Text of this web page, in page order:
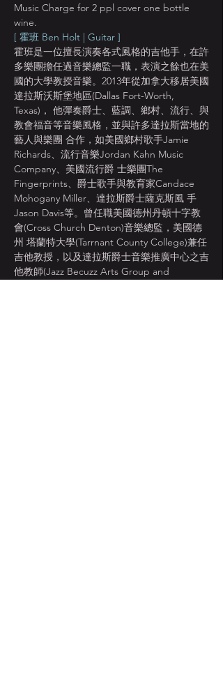
Music Charge for 2 ppl cover one bottle
wine.
[ 霍班 Ben Holt | Guitar ]
霍班是一位擅長演奏各式風格的吉他手，在許
多樂團擔任過音樂總監一職，表演之餘也在美
國的大學教授音樂。2013年從加拿大移居美國
達拉斯沃斯堡地區(Dallas Fort-Worth,
Texas)， 他彈奏爵士、藍調、鄉村、流行、與
教會福音等音樂風格，並與許多達拉斯當地的
藝人與樂團 合作，如美國鄉村歌手Jamie
Richards、流行音樂Jordan Kahn Music
Company、美國流行爵 士樂團The
Fingerprints、爵士歌手與教育家Candace
Mohogany Miller、達拉斯爵士薩克斯風 手
Jason Davis等。曾任職美國德州丹頓十字教
會(Cross Church Denton)音樂總監，美國德
州 塔蘭特大學(Tarrnant County College)兼任
吉他教授，以及達拉斯爵士音樂推廣中心之吉
他教師(Jazz Becuzz Arts Group and